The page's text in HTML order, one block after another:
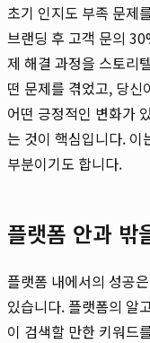
초기 인지도 부족 문제
브랜딩 후 고객 문의
제 해결 과정을 스토리
떤 문제를 겪었고, 당
어떤 긍정적인 변화가
는 것이 핵심입니다. 이
부분이기도 합니다.
플랫폼 안과 밖
플랫폼 내에서의 성공
있습니다. 플랫폼의 알
이 검색할 만한 키워드